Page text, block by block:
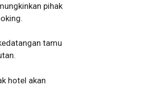
pihak
tamu
hotel akan